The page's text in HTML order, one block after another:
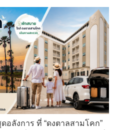
ลังการ ที่ “ดงตาลสามโคก”